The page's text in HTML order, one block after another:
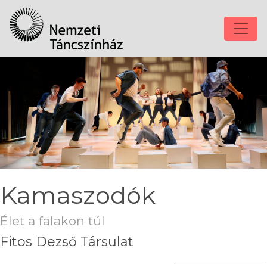
Kamaszodók
Élet a falakon túl
Fitos Dezső Társulat